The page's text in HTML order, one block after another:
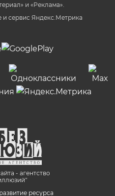
и «Реклама».
и сервиc Яндекс.Метрика
- агентство
ресурса